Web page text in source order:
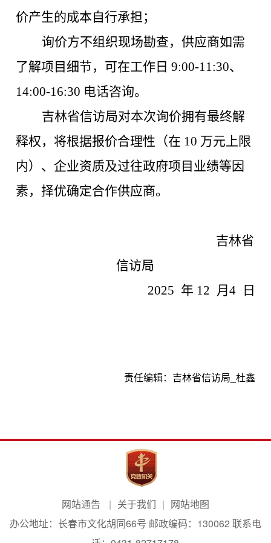
价产生的成本自行承担；
询价方不组织现场勘查，供应商如需
了解项目细节，可在工作日 9:00-11:30、
14:00-16:30 电话咨询。
吉林省信访局对本次询价拥有最终解
释权，将根据报价合理性（在 10 万元上限
内）、企业资质及过往政府项目业绩等因
素，择优确定合作供应商。
吉林省
信访局
2025 年 12 月 4 日
责任编辑： 吉林省信访局_杜鑫
网站通告 关于我们
网站地图
办公地址：长春市文化胡同66号 邮政编码：130062 联系电